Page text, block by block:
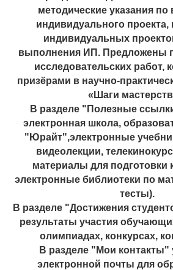
методические указания
индивидуального проекта,
индивидуальных
выполнения ИП. Предложены
исследовательских работ,
призёрами в научно-
«Шаги
В разделе "Полезные
электронная школа,
"Юрайт",электронные
видеолекции,
материалы для подготовки
электронные библиотеки по
тесты).
В разделе "Достижения
результаты участия
олимпиадах, конкурсах,
В разделе "Мои контакты"
электронной почты для